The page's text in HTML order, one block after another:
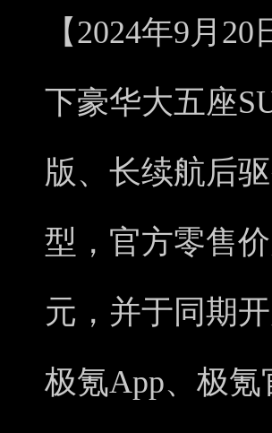
【2024年9月
下豪华大五座
版、长续航后
型，官方零售
元，并于同期
极氪App、极